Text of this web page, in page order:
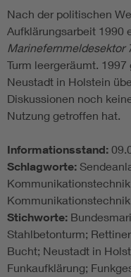
Nach der politischen
Aufklärungsarbeit 1990
Marinefernmeldesektor
Turm leergeräumt.
Neustadt in Holstein
Diskussionen noch
Nutzung getroffen hat.
Informationsstand:
Schlagworte:
Stichworte:
Stahlbetonturm;
Bucht; Neustadt in
Funkaufklärung;